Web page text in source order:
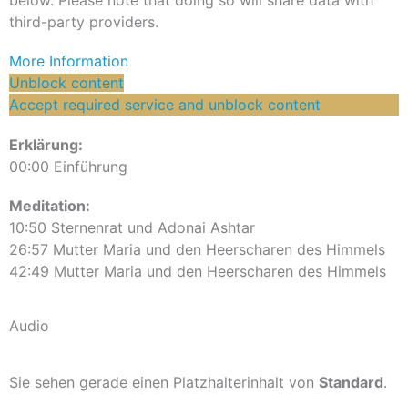
third-party providers.
More Information
Unblock content
Accept required service and unblock content
Erklärung:
00:00 Einführung
Meditation:
10:50 Sternenrat und Adonai Ashtar
26:57 Mutter Maria und den Heerscharen des Himmels
42:49 Mutter Maria und den Heerscharen des Himmels
Audio
Sie sehen gerade einen Platzhalterinhalt von Standard.